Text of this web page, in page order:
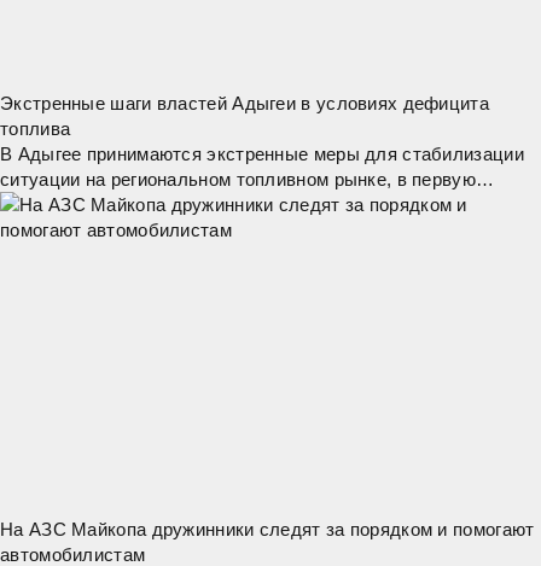
Экстренные шаги властей Адыгеи в условиях дефицита
топлива
В Адыгее принимаются экстренные меры для стабилизации
ситуации на региональном топливном рынке, в первую
очередь — обеспечение бесперебойной работы жизненно
важных организаций. Экстренные службы,
На АЗС Майкопа дружинники следят за порядком и помогают
автомобилистам